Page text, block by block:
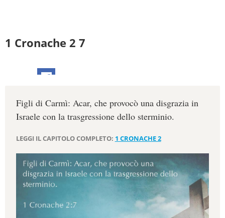
1 Cronache 2 7
Figli di Carmì: Acar, che provocò una disgrazia in
Israele con la trasgressione dello sterminio.
LEGGI IL CAPITOLO COMPLETO: 1 CRONACHE 2